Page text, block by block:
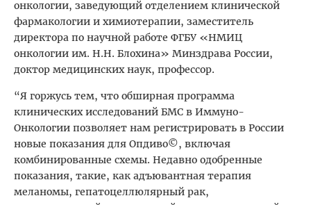
онкологии, заведующий отделением клинической
фармакологии и химиотерапии, заместитель
директора по научной работе ФГБУ «НМИЦ
онкологии им. Н.Н. Блохина» Минздрава России,
доктор медицинских наук, профессор.
“Я горжусь тем, что обширная программа
клинических исследований БМС в Иммуно-
Онкологии позволяет нам регистрировать в России
новые показания для Опдиво©, включая
комбинированные схемы. Недавно одобренные
показания, такие, как адъювантная терапия
меланомы, гепатоцеллюлярный рак,